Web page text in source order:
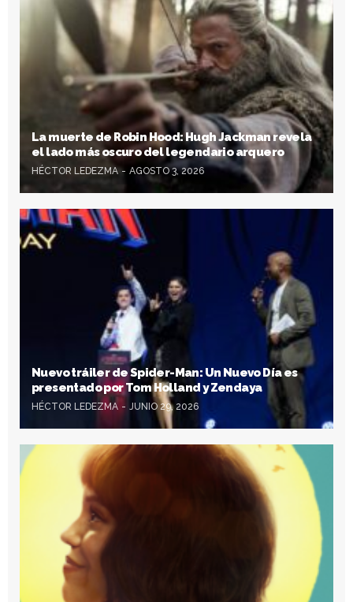
La muerte de Robin Hood: Hugh Jackman revela
el lado más oscuro del legendario arquero
HÉCTOR LEDEZMA AGOSTO 3, 2026
Nuevo tráiler de Spider-Man: Un Nuevo Día es
presentado por Tom Holland y Zendaya
HÉCTOR LEDEZMA JUNIO 29, 2026